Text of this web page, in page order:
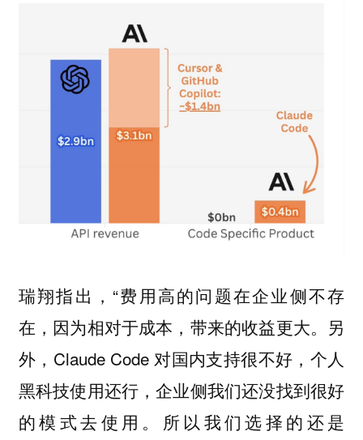
瑞翔指出，“费用高的问题在企业侧不存
在，因为相对于成本，带来的收益更大。另
外，Claude Code 对国内支持很不好，个人
黑科技使用还行，企业侧我们还没找到很好
的模式去使用。所以我们选择的还是